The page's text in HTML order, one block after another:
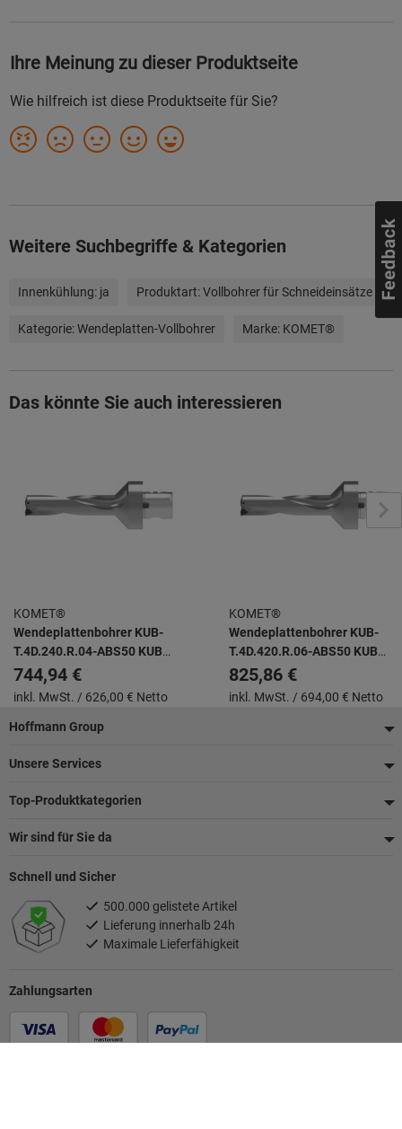
Weitere Suchbegriffe & Kategorien
Innenkühlung: ja Produktart:Vollbohrer für Schneideinsätze
Kategorie:Wendeplatten-Vollbohrer Marke: KOMET®
Das könnte Sie auch interessieren
KOMET®
Wendeplattenbohrer KUB-
T.4D.240.R.04-ABS50 KUB
TRIGON -
744,94 €
inkl. MwSt. / 626,00 € Netto
KOMET®
Wendeplattenbohrer KUB-
T.4D.420.R.06-ABS50 KUB
TRIGON -
825,86 €
inkl. MwSt. / 694,00 € Netto
Fußzeile
Hoffmann Group
Unsere Services
Top-Produktkategorien
Wir sind für Sie da
Zahlungsarten
Schnell und Sicher
500.000 gelistete Artikel
Lieferung innerhalb 24h
Maximale Lieferfähigkeit